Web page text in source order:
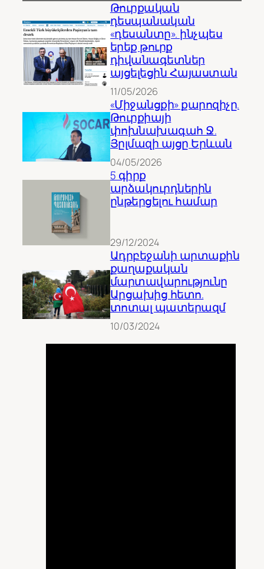
Թուրքական
դեսպանական
«դեսանտը». ինչպես
երեք թուրք
դիվանագետներ
այցելեցին Հայաստան
11/05/2026
«Միջանցքի» քարոզիչը.
Թուրքիայի
փոխնախագահ Ջ.
Յըլմազի այցը Երևան
04/05/2026
5 գիրք
արձակուրդներին
ընթերցելու համար
29/12/2024
Ադրբեջանի արտաքին
քաղաքական
մարտավարությունը
Արցախից հետո.
տոտալ պատերազմ
10/03/2024